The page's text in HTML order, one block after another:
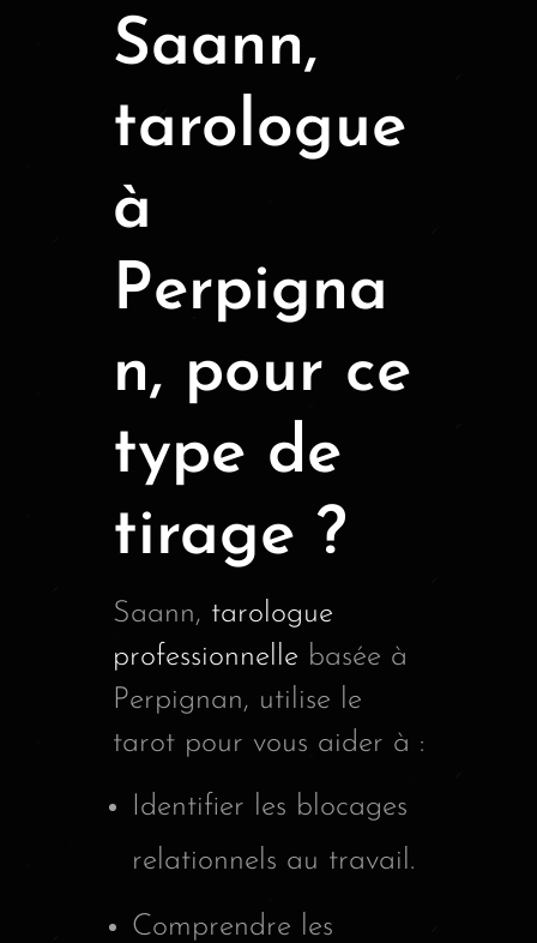
Saann,
tarologue
à
Perpigna
n, pour ce
type de
tirage ?
Saann, tarologue
professionnelle basée à
Perpignan, utilise le
tarot pour vous aider à :
Identifier les blocages
relationnels au travail.
Comprendre les